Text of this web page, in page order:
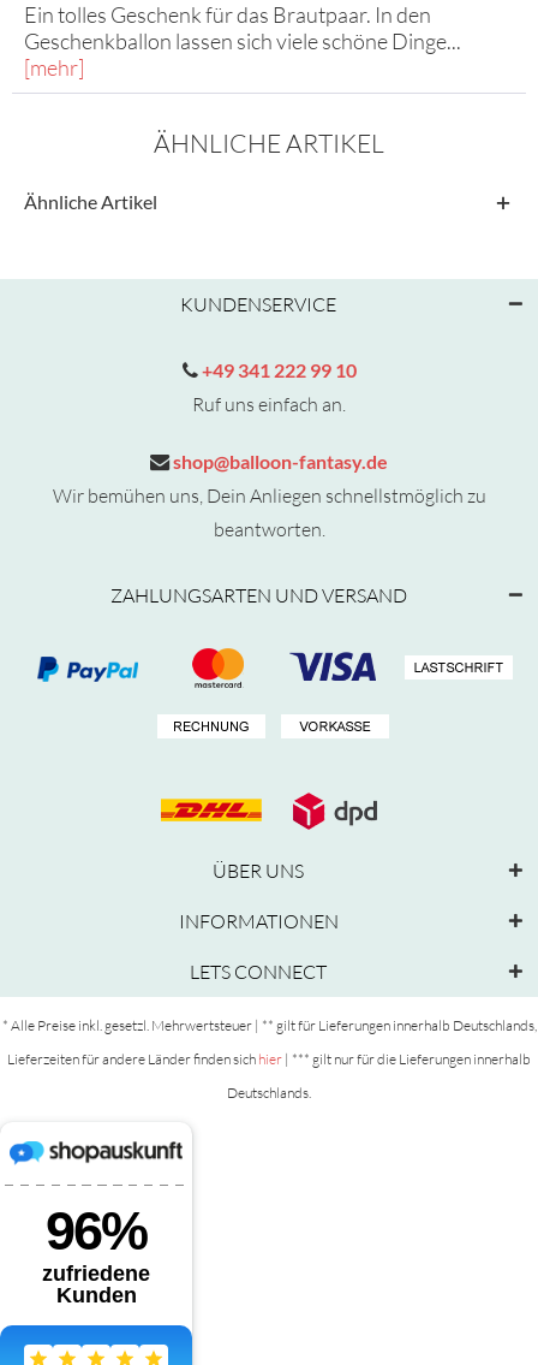
Ein tolles Geschenk für das Brautpaar. In den
Geschenkballon lassen sich viele schöne Dinge...
[mehr]
ÄHNLICHE ARTIKEL
Ähnliche Artikel
KUNDENSERVICE
+49 341 222 99 10
Ruf uns einfach an.
shop@balloon-fantasy.de
Wir bemühen uns, Dein Anliegen schnellstmöglich zu
beantworten.
ZAHLUNGSARTEN UND VERSAND
ÜBER UNS
INFORMATIONEN
LETS CONNECT
* Alle Preise inkl. gesetzl. Mehrwertsteuer | ** gilt für Lieferungen innerhalb Deutschlands,
Lieferzeiten für andere Länder finden sich hier | *** gilt nur für die Lieferungen innerhalb
Deutschlands.